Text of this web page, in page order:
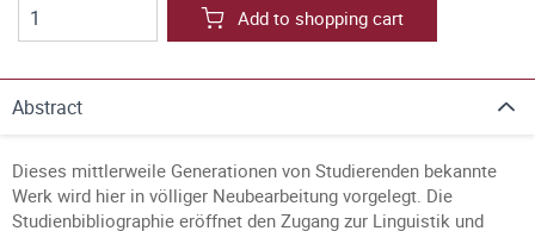
Add to shopping cart
Abstract
Dieses mittlerweile Generationen von Studierenden bekannte
Werk wird hier in völliger Neubearbeitung vorgelegt. Die
Studienbibliographie eröffnet den Zugang zur Linguistik und